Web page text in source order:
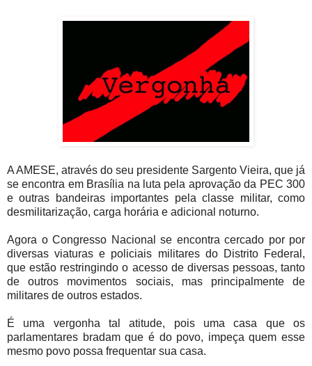
A AMESE, através do seu presidente Sargento Vieira, que já
se encontra em Brasília na luta pela aprovação da PEC 300
e outras bandeiras importantes pela classe militar, como
desmilitarização, carga horária e adicional noturno.
Agora o Congresso Nacional se encontra cercado por por
diversas viaturas e policiais militares do Distrito Federal,
que estão restringindo o acesso de diversas pessoas, tanto
de outros movimentos sociais, mas principalmente de
militares de outros estados.
É uma vergonha tal atitude, pois uma casa que os
parlamentares bradam que é do povo, impeça quem esse
mesmo povo possa frequentar sua casa.